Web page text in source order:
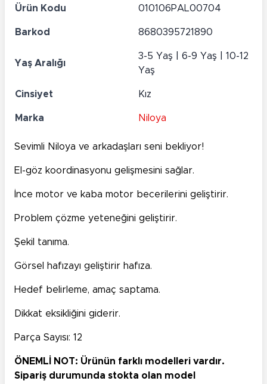
Ürün Kodu 010106PAL00704
Barkod 8680395721890
Yaş Aralığı
3-5 Yaş | 6-9 Yaş | 10-12
Yaş
Cinsiyet Kız
Marka Niloya
Sevimli Niloya ve arkadaşları seni bekliyor!
El-göz koordinasyonu gelişmesini sağlar.
İnce motor ve kaba motor becerilerini geliştirir.
Problem çözme yeteneğini geliştirir.
Şekil tanıma.
Görsel hafızayı geliştirir hafıza.
Hedef belirleme, amaç saptama.
Dikkat eksikliğini giderir.
Parça Sayısı: 12
ÖNEMLİ NOT: Ürünün farklı modelleri vardır.
Sipariş durumunda stokta olan model